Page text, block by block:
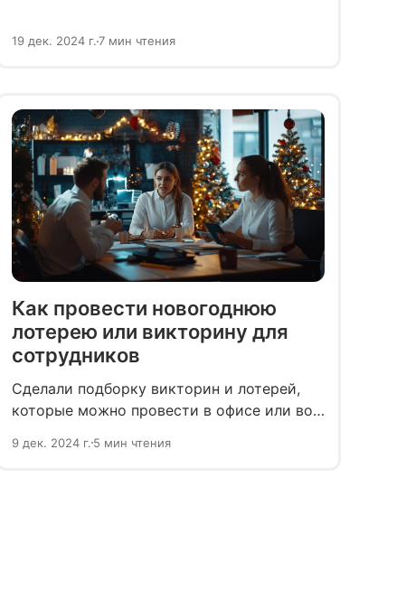
сделать праздник интересным и
19 дек. 2024 г.7 мин чтения
Как провести новогоднюю
лотерею или викторину для
сотрудников
Сделали подборку викторин и лотерей,
которые можно провести в офисе или во
коллегами избежать эмоционального
9 дек. 2024 г.5 мин чтения